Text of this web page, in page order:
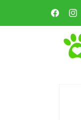
Facebook